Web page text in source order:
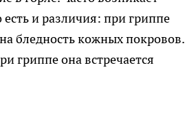
и различия: при гриппе
бледность кожных покровов.
гриппе она встречается